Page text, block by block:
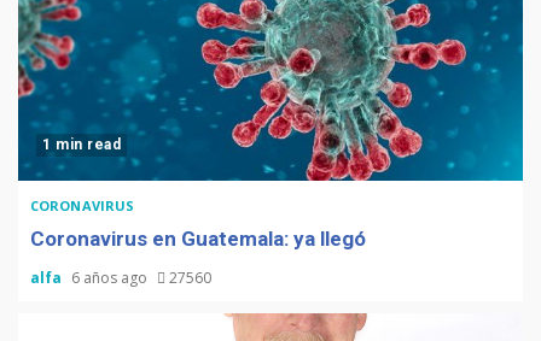
1 min read
CORONAVIRUS
Coronavirus en Guatemala: ya llegó
alfa 6 años ago 27560